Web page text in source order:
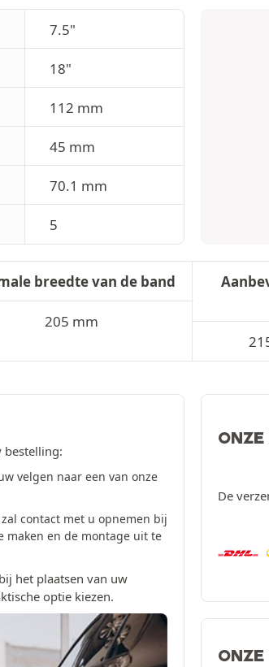
7.5"
18"
112 mm
45 mm
70.1 mm
5
breedte van de band
205 mm
bestelling:
velgen naar een van onze
contact met u opnemen bij
maken en de montage uit te
het plaatsen van uw
optie kiezen.
De